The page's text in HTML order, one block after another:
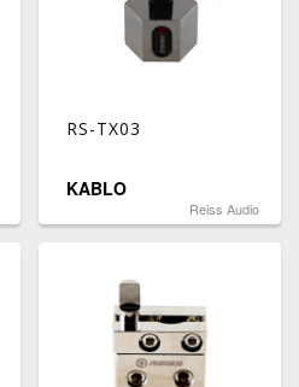
RS-TX03
KABLO
Reiss Audio